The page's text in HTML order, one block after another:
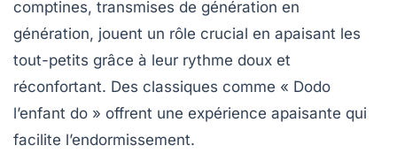
comptines, transmises de génération en
génération, jouent un rôle crucial en apaisant les
tout-petits grâce à leur rythme doux et
réconfortant. Des classiques comme « Dodo
l’enfant do » offrent une expérience apaisante qui
facilite l’endormissement.